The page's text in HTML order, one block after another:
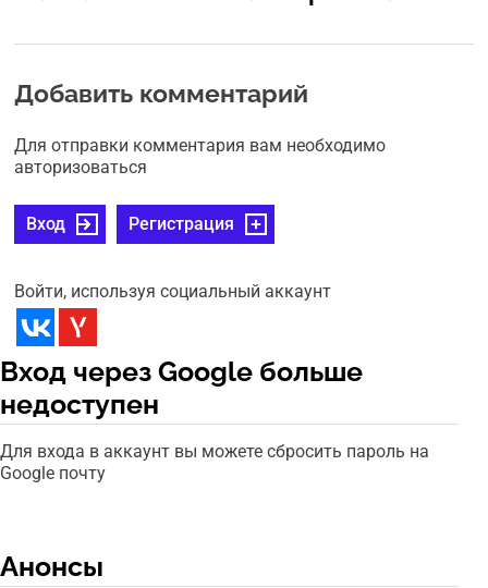
Добавить комментарий
Для отправки комментария вам необходимо
авторизоваться
Вход Регистрация
Войти, используя социальный аккаунт
Вход через Google больше
недоступен
Для входа в аккаунт вы можете сбросить пароль на
Google почту
Анонсы